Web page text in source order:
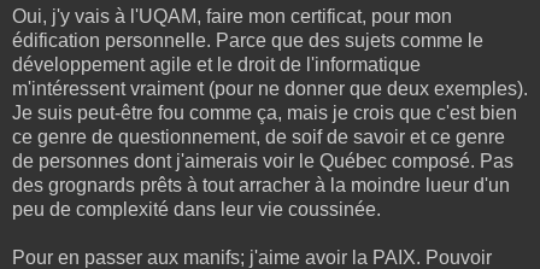
Oui, j'y vais à l'UQAM, faire mon certificat, pour mon
édification personnelle. Parce que des sujets comme le
développement agile et le droit de l'informatique
m'intéressent vraiment (pour ne donner que deux exemples).
Je suis peut-être fou comme ça, mais je crois que c'est bien
ce genre de questionnement, de soif de savoir et ce genre
de personnes dont j'aimerais voir le Québec composé. Pas
des grognards prêts à tout arracher à la moindre lueur d'un
peu de complexité dans leur vie coussinée.
Pour en passer aux manifs; j'aime avoir la PAIX. Pouvoir